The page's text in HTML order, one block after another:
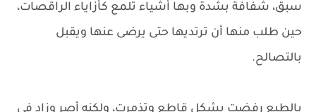
سبق، شفافة بشدة وبها أشياء تلمع كأزاياء الراقصات،
حين طلب منها أن ترتديها حتى يرضى عنها ويقبل
بالتصالح.
بالطبع رفضت بشكل قاطع وتذمرت، ولكنه أصر وزاد في